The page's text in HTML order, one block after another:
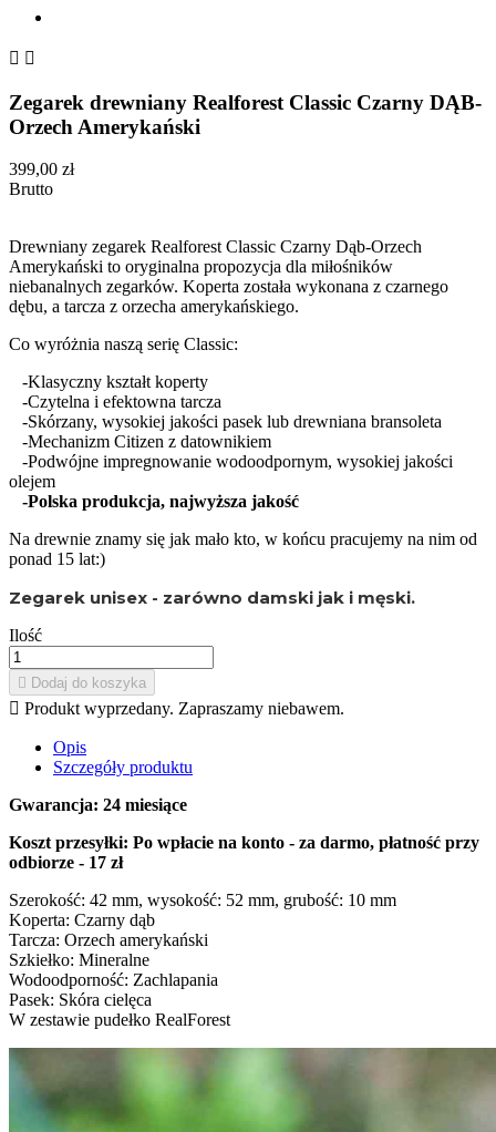
 
Zegarek drewniany Realforest Classic Czarny DĄB-
Orzech Amerykański
399,00 zł
Brutto
Drewniany zegarek Realforest Classic Czarny Dąb-Orzech
Amerykański to oryginalna propozycja dla miłośników
niebanalnych zegarków. Koperta została wykonana z czarnego
dębu, a tarcza z orzecha amerykańskiego.
Co wyróżnia naszą serię Classic:
-Klasyczny kształt koperty
-Czytelna i efektowna tarcza
-Skórzany, wysokiej jakości pasek lub drewniana bransoleta
-Mechanizm Citizen z datownikiem
-Podwójne impregnowanie wodoodpornym, wysokiej jakości
olejem
-Polska produkcja, najwyższa jakość
Na drewnie znamy się jak mało kto, w końcu pracujemy na nim od
ponad 15 lat:)
Zegarek unisex - zarówno damski jak i męski.
Ilość
 Dodaj do koszyka
 Produkt wyprzedany. Zapraszamy niebawem.
Opis
Szczegóły produktu
Gwarancja: 24 miesiące
Koszt przesyłki: Po wpłacie na konto - za darmo, płatność przy
odbiorze - 17 zł
Szerokość: 42 mm, wysokość: 52 mm, grubość: 10 mm
Koperta: Czarny dąb
Tarcza: Orzech amerykański
Szkiełko: Mineralne
Wodoodporność: Zachlapania
Pasek: Skóra cielęca
W zestawie pudełko RealForest